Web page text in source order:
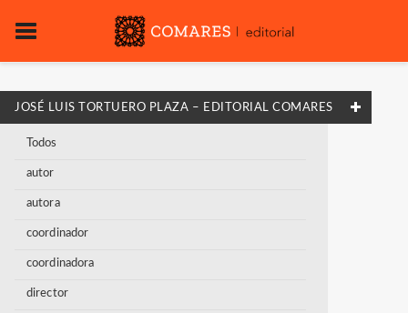
JOSÉ LUIS TORTUERO PLAZA – EDITORIAL COMARES
Todos
autor
autora
coordinador
coordinadora
director